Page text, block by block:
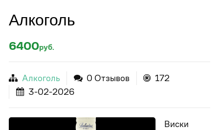
Алкоголь
6400руб.
Алкоголь 0 Отзывов
172
3-02-2026
Виски